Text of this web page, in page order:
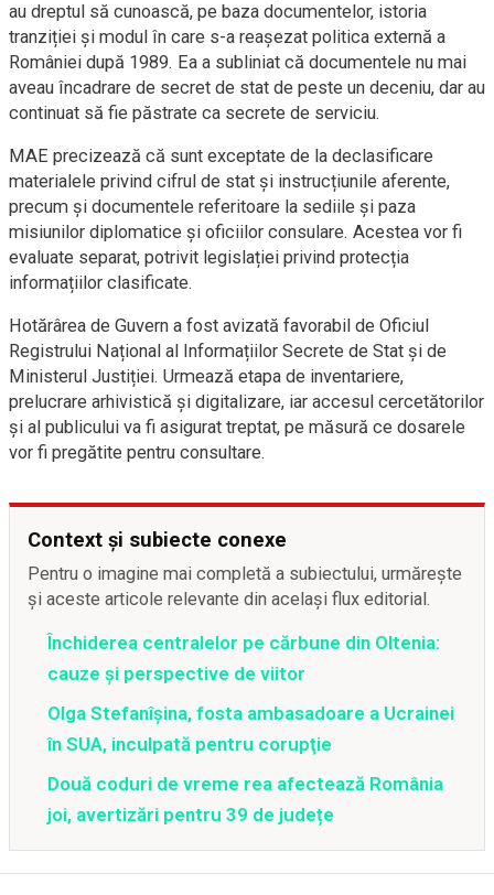
au dreptul să cunoască, pe baza documentelor, istoria
tranziției și modul în care s-a reașezat politica externă a
României după 1989. Ea a subliniat că documentele nu mai
aveau încadrare de secret de stat de peste un deceniu, dar au
continuat să fie păstrate ca secrete de serviciu.
MAE precizează că sunt exceptate de la declasificare
materialele privind cifrul de stat și instrucțiunile aferente,
precum și documentele referitoare la sediile și paza
misiunilor diplomatice și oficiilor consulare. Acestea vor fi
evaluate separat, potrivit legislației privind protecția
informațiilor clasificate.
Hotărârea de Guvern a fost avizată favorabil de Oficiul
Registrului Național al Informațiilor Secrete de Stat și de
Ministerul Justiției. Urmează etapa de inventariere,
prelucrare arhivistică și digitalizare, iar accesul cercetătorilor
și al publicului va fi asigurat treptat, pe măsură ce dosarele
vor fi pregătite pentru consultare.
Context și subiecte conexe
Pentru o imagine mai completă a subiectului, urmărește
și aceste articole relevante din același flux editorial.
Închiderea centralelor pe cărbune din Oltenia:
cauze și perspective de viitor
Olga Stefanîşina, fosta ambasadoare a Ucrainei
în SUA, inculpată pentru corupţie
Două coduri de vreme rea afectează România
joi, avertizări pentru 39 de județe